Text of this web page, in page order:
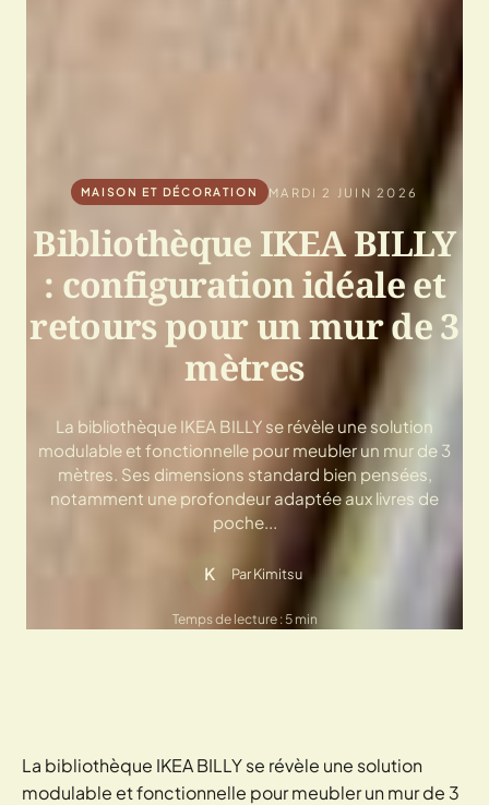
MAISON ET DÉCORATION MARDI 2 JUIN 2026
Bibliothèque IKEA BILLY
: configuration idéale et
retours pour un mur de 3
mètres
La bibliothèque IKEA BILLY se révèle une solution
modulable et fonctionnelle pour meubler un mur de 3
mètres. Ses dimensions standard bien pensées,
notamment une profondeur adaptée aux livres de
poche...
K Par Kimitsu
Temps de lecture : 5 min
La bibliothèque IKEA BILLY se révèle une solution
modulable et fonctionnelle pour meubler un mur de 3